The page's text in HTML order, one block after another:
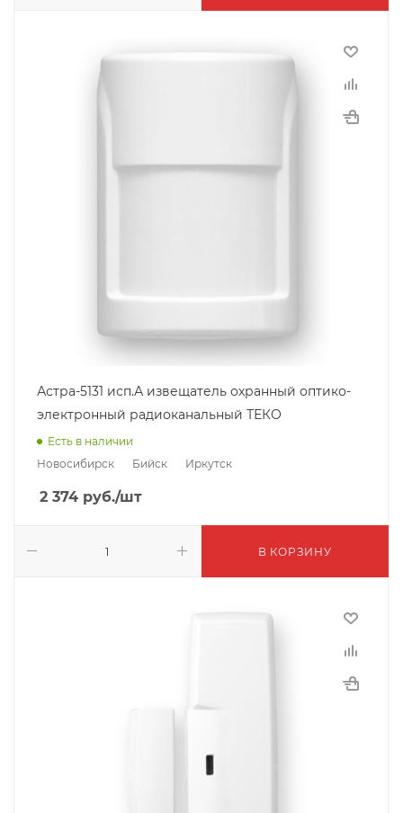
Астра-5131 исп.А извещатель охранный оптико-
электронный радиоканальный ТЕКО
Есть в наличии
Новосибирск
Бийск Иркутск
2 374 руб./шт
В КОРЗИНУ